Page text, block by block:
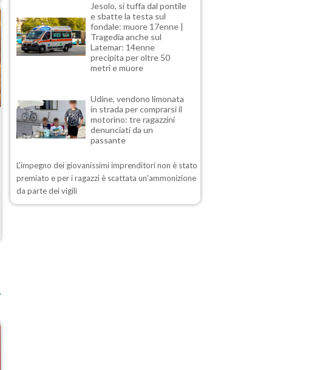
Jesolo, si tuffa dal pontile
e sbatte la testa sul
fondale: muore 17enne |
Tragedia anche sul
Latemar: 14enne
precipita per oltre 50
metri e muore
Udine, vendono limonata
in strada per comprarsi il
motorino: tre ragazzini
denunciati da un
passante
L'impegno dei giovanissimi imprenditori non è stato
premiato e per i ragazzi è scattata un'ammonizione
da parte dei vigili